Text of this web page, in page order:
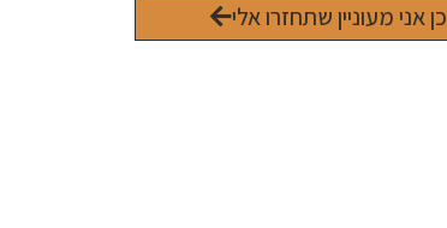
כן אני מעוניין שתחזרו אלי